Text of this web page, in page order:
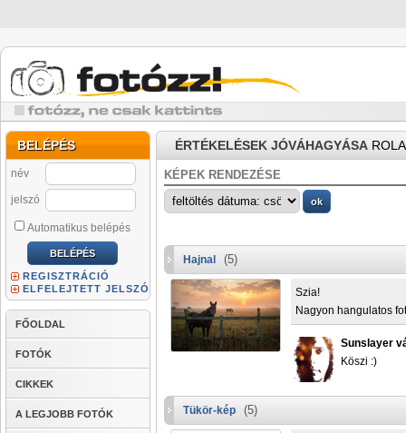
BELÉPÉS
név
jelszó
Automatikus belépés
REGISZTRÁCIÓ
ELFELEJTETT JELSZÓ
FŐOLDAL
FOTÓK
CIKKEK
A LEGJOBB FOTÓK
ÉRTÉKELÉSEK JÓVÁHAGYÁSA
KÉPEK RENDEZÉSE
Hajnal (5)
Szia!
Nagyon hangulatos
Sunslayer
Köszi :)
Tükör-kép (5)